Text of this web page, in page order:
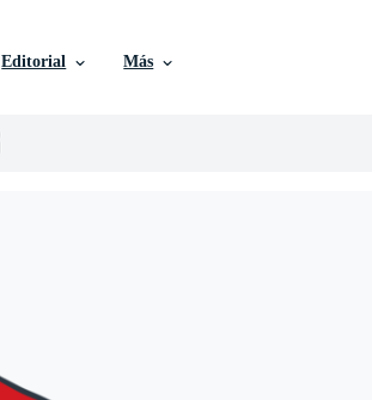
Editorial Más